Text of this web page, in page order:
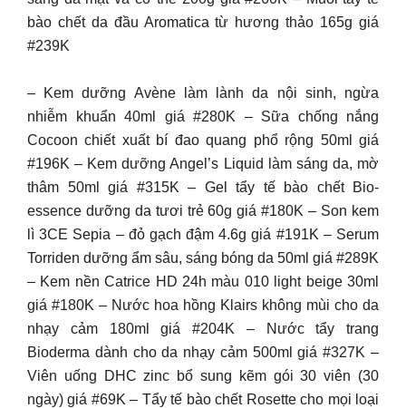
bào chết da đầu Aromatica từ hương thảo 165g giá
#239K
– Kem dưỡng Avène làm lành da nội sinh, ngừa
nhiễm khuẩn 40ml giá #280K – Sữa chống nắng
Cocoon chiết xuất bí đao quang phổ rộng 50ml giá
#196K – Kem dưỡng Angel’s Liquid làm sáng da, mờ
thâm 50ml giá #315K – Gel tẩy tế bào chết Bio-
essence dưỡng da tươi trẻ 60g giá #180K – Son kem
lì 3CE Sepia – đỏ gạch đậm 4.6g giá #191K – Serum
Torriden dưỡng ẩm sâu, sáng bóng da 50ml giá #289K
– Kem nền Catrice HD 24h màu 010 light beige 30ml
giá #180K – Nước hoa hồng Klairs không mùi cho da
nhạy cảm 180ml giá #204K – Nước tẩy trang
Bioderma dành cho da nhạy cảm 500ml giá #327K –
Viên uống DHC zinc bổ sung kẽm gói 30 viên (30
ngày) giá #69K – Tẩy tế bào chết Rosette cho mọi loại